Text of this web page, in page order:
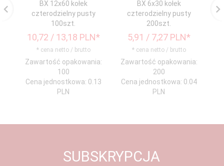
BX 12x60 kołek
czterodzielny pusty
100szt.
10,72 / 13,18 PLN*
* cena netto / brutto
Zawartość opakowania:
100
Cena jednostkowa: 0.13
PLN
BX 6x30 kołek
czterodzielny pusty
200szt.
5,91 / 7,27 PLN*
* cena netto / brutto
Zawartość opakowania:
200
Cena jednostkowa: 0.04
PLN
SUBSKRYPCJA